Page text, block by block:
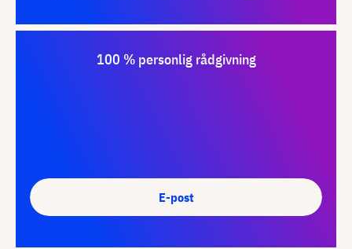
100 % personlig rådgivning
E-post